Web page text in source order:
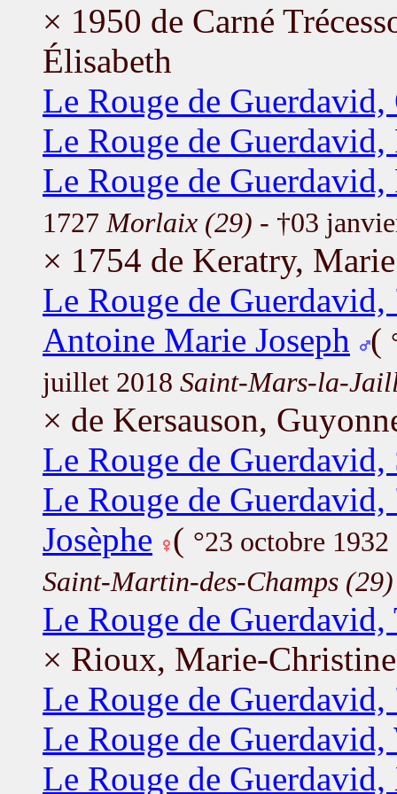
× 1950 de Carné
Élisabeth
Le Rouge de
Le Rouge de Guerdavid,
Le Rouge de Guerdavid,
1727 Morlaix (29) - †03
× 1754 de Keratry,
Le Rouge de
Antoine Marie Joseph
(
juillet 2018 Saint-Mars-la-
× de Kersauson,
Le Rouge de
Le Rouge de
Josèphe ( °23 octobre 1932
Saint-Martin-des-Champs (29)
Le Rouge de
× Rioux, Marie-Christine
Le Rouge de
Le Rouge de Guerdavid,
Le Rouge de